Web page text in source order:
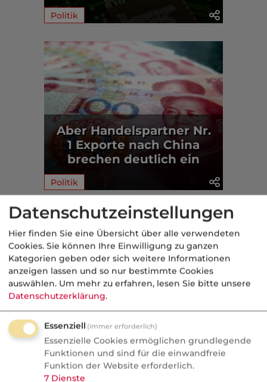
Politik
Aber Handelspartner Nr.
1 Exporte nach China
brechen deutlich ein
Politik
Aus der dvb-Redaktion
Politik
Nachrichten
GKV-Beiträge als Instrument
der Industriepolitik
Die Vorsitzende des Gemeinsamen
Bundesausschusses hat im Interview
einen Satz gesagt, den man zweimal
Datenschutzeinstellungen
Hier finden Sie eine Übersicht über alle verwendeten
Cookies. Sie können Ihre Einwilligung zu ganzen
Kategorien geben oder sich weitere Informationen
anzeigen lassen und so nur bestimmte Cookies
auswählen. Um mehr zu erfahren, lesen Sie bitte unsere
Datenschutzerklärung.
Essenziell (immer erforderlich)
Essenzielle Cookies ermöglichen grundlegende
Funktionen und sind für die einwandfreie
Funktion der Website erforderlich.
7 Dienste